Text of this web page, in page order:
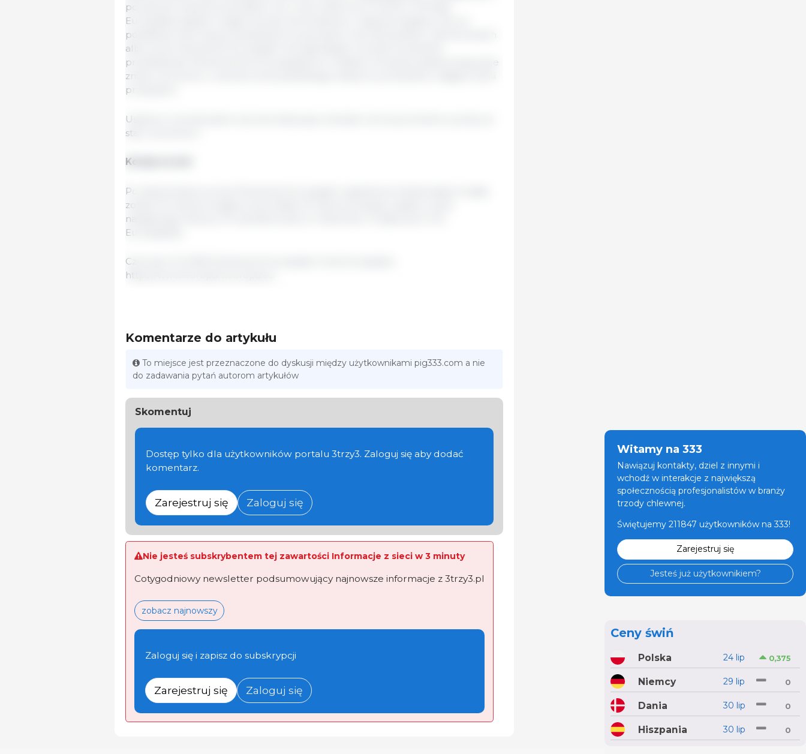
poważnych szkód przemysłowi UE, w tym sektorowi rolnemu. Komisja
Europejska będzie mogła wszcząć dochodzenie z własnej inicjatywy lub na
podstawie informacji przekazanych przez jedno lub kilka państw członkowskich
albo przez Parlament Europejski. Komisja będzie również kwartalnie
przedstawiać Parlamentowi Europejskiemu i Radzie UE sprawozdania dotyczące
zmian wolumenu i wartości amerykańskiego eksportu produktów objętych tymi
przepisami.
Ustalono również jasne warunki dotyczące obniżek ceł na pochodne wyroby ze
stali i aluminium.
Kolejne kroki
Po zatwierdzeniu przez Parlament Europejski uzgodnione teksty będą musiały
zostać formalnie przyjęte przez Radę UE. Nowe przepisy wejdą w życie
następnego dnia po ich opublikowaniu w Dzienniku Urzędowym Unii
Europejskiej.
Czerwiec 16, 2026/ Parlament Europejski/ Unia Europejska.
https://www.europarl.europa.eu
Komentarze do artykułu
To miejsce jest przeznaczone do dyskusji między użytkownikami pig333.com a nie
do zadawania pytań autorom artykułów
Skomentuj
Dostęp tylko dla użytkowników portalu 3trzy3. Zaloguj się aby dodać
komentarz.
Zarejestruj się Zaloguj się
Nie jesteś subskrybentem tej zawartości Informacje z sieci w 3 minuty
Cotygodniowy newsletter podsumowujący najnowsze informacje z 3trzy3.pl
zobacz najnowszy
Zaloguj się i zapisz do subskrypcji
Zarejestruj się Zaloguj się
Witamy na 333
Nawiązuj kontakty, dziel z innymi i
wchodź w interakcje z największą
społecznością profesjonalistów w branży
trzody chlewnej.
Świętujemy 211847 użytkowników na 333!
Zarejestruj się
Jesteś już użytkownikiem?
Ceny świń
Polska 24 lip 0,375
Niemcy 29 lip 0
Dania 30 lip 0
Hiszpania 30 lip 0